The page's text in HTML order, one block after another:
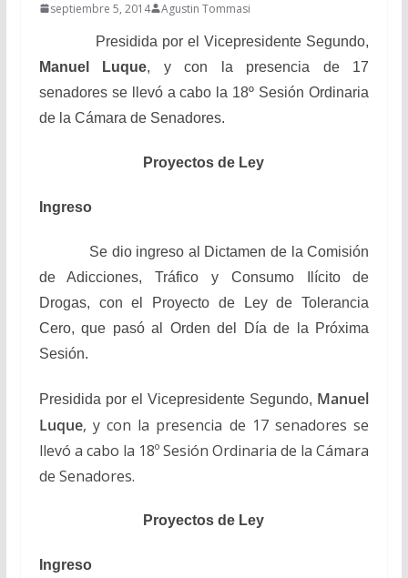
septiembre 5, 2014 Agustin Tommasi
Presidida por el Vicepresidente Segundo,
Manuel Luque, y con la presencia de 17
senadores se llevó a cabo la 18º Sesión Ordinaria
de la Cámara de Senadores.
Proyectos de Ley
Ingreso
Se dio ingreso al Dictamen de la Comisión
de Adicciones, Tráfico y Consumo Ilícito de
Drogas, con el Proyecto de Ley de Tolerancia
Cero, que pasó al Orden del Día de la Próxima
Sesión.
Presidida por el Vicepresidente Segundo, Manuel
Luque, y con la presencia de 17 senadores se
llevó a cabo la 18º Sesión Ordinaria de la Cámara
de Senadores.
Proyectos de Ley
Ingreso